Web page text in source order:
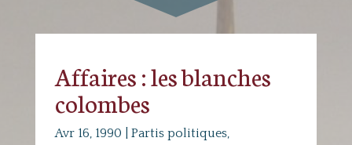
Affaires : les blanches
colombes
Avr 16, 1990
Partis politiques,